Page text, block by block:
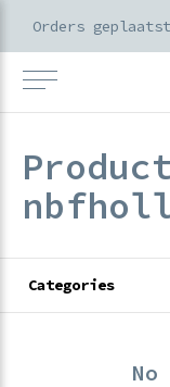
Categories